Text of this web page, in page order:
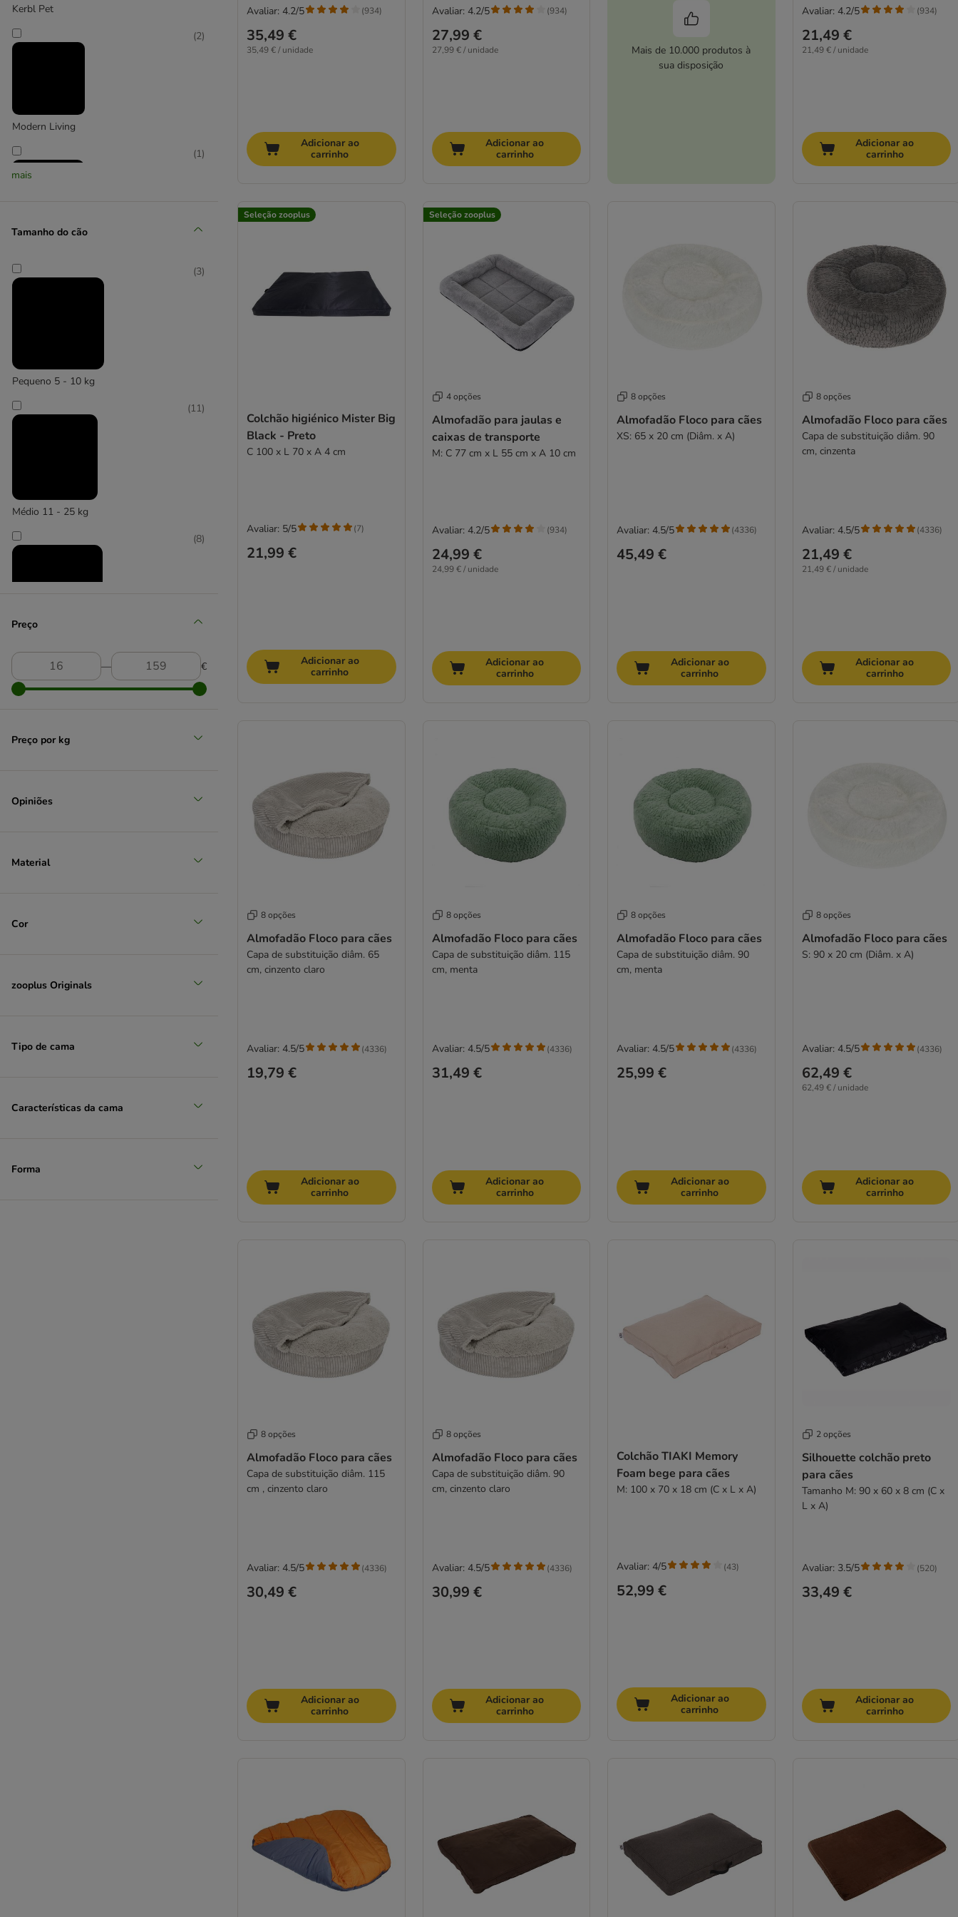
Kerbl Pet
Modern Living
(2)
(1)
(3)
Vetbed
mais
Tamanho do cão
Pequeno 5 - 10 kg
(3)
Médio 11 - 25 kg
(11)
(8)
Extra grande > 45 kg
2)
Preço
― €
Preço por kg
Opiniões
Material
Cor
zooplus Originals
Tipo de cama
Características da cama
Forma
35,49 €
35,49 € / unidade
Avaliar: 4.2/5 (934)
Adicionar ao
carrinho
27,99 €
27,99 € / unidade
Avaliar: 4.2/5 (934)
Adicionar ao
carrinho
Mais de 10.000 produtos à
sua disposição
21,49 €
21,49 € / unidade
Avaliar: 4.2/5 (934)
Adicionar ao
carrinho
Seleção zooplus
Colchão higiénico Mister Big
Black - Preto
C 100 x L 70 x A 4 cm
21,99 €
Avaliar: 5/5 (7)
Adicionar ao
carrinho
Seleção zooplus
4 opções
Almofadão para jaulas e
caixas de transporte
M: C 77 cm x L 55 cm x A 10 cm
24,99 €
24,99 € / unidade
Avaliar: 4.2/5 (934)
Adicionar ao
carrinho
8 opções
Almofadão Floco para cães
XS: 65 x 20 cm (Diâm. x A)
45,49 €
Avaliar: 4.5/5 (4336)
Adicionar ao
carrinho
8 opções
Almofadão Floco para cães
Capa de substituição diâm. 90
cm, cinzenta
21,49 €
21,49 € / unidade
Avaliar: 4.5/5 (4336)
Adicionar ao
carrinho
8 opções
Almofadão Floco para cães
Capa de substituição diâm. 65
cm, cinzento claro
19,79 €
Avaliar: 4.5/5 (4336)
Adicionar ao
carrinho
8 opções
Almofadão Floco para cães
Capa de substituição diâm. 115
cm, menta
31,49 €
Avaliar: 4.5/5 (4336)
Adicionar ao
carrinho
8 opções
Almofadão Floco para cães
Capa de substituição diâm. 90
cm, menta
25,99 €
Avaliar: 4.5/5 (4336)
Adicionar ao
carrinho
8 opções
Almofadão Floco para cães
S: 90 x 20 cm (Diâm. x A)
62,49 €
62,49 € / unidade
Avaliar: 4.5/5 (4336)
Adicionar ao
carrinho
8 opções
Almofadão Floco para cães
Capa de substituição diâm. 115
cm , cinzento claro
30,49 €
Avaliar: 4.5/5 (4336)
Adicionar ao
carrinho
8 opções
Almofadão Floco para cães
Capa de substituição diâm. 90
cm, cinzento claro
30,99 €
Avaliar: 4.5/5 (4336)
Adicionar ao
carrinho
Colchão TIAKI Memory
Foam bege para cães
M: 100 x 70 x 18 cm (C x L x A)
52,99 €
Avaliar: 4/5 (43)
Adicionar ao
carrinho
2 opções
Silhouette colchão preto
para cães
Tamanho M: 90 x 60 x 8 cm (C x
L x A)
33,49 €
Avaliar: 3.5/5 (520)
Adicionar ao
carrinho